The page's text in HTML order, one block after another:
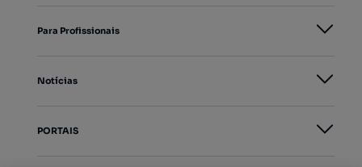
Para Profissionais
Notícias
PORTAIS